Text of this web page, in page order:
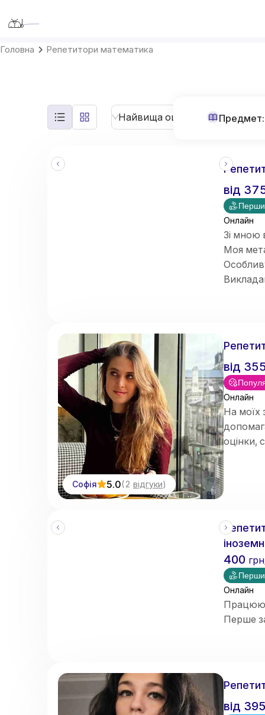
Предмет:
Головна Репетитори математика
Найвища оцінка
від
Онлайн
Зі мною
Моя
Софія 5.0(2 відгуки)
від
Онлайн
На моїх
оцінки,
400
Онлайн
Працюю
Перше
від 395